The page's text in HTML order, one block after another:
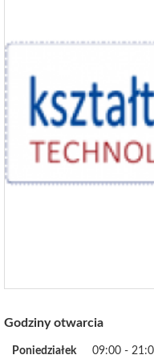
Godziny otwarcia
Poniedziałek
09:00 -